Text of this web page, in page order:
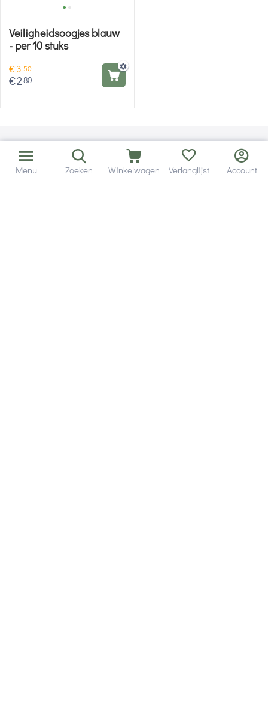
Veiligheidsoogjes blauw
- per 10 stuks
€350
€280
Menu Zoeken Winkelwagen Verlanglijst Account